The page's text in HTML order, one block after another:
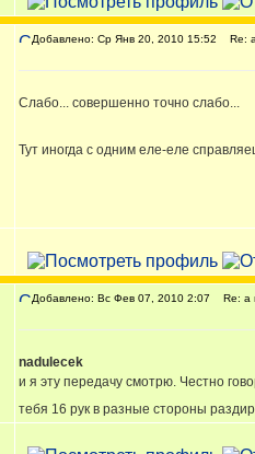
Добавлено: Ср Янв 20, 2010 15:52 Re:
Слабо... совершенно точно слабо...
Тут иногда с одним еле-еле
Добавлено: Вс Фев 07, 2010 2:07 Re: а
nadulecek
и я эту передачу смотрю. Честно
тебя 16 рук в разные стороны